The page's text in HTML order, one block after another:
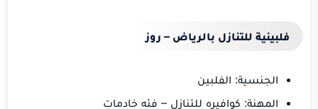
فلبينية للتنازل بالرياض – روز
الجنسية: الفلبين
المهنة: كوافيره للتنازل – فئه خادمات